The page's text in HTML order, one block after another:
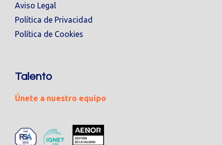
Aviso Legal
Política de Privacidad
Política de Cookies
Talento
Únete a nuestro equipo